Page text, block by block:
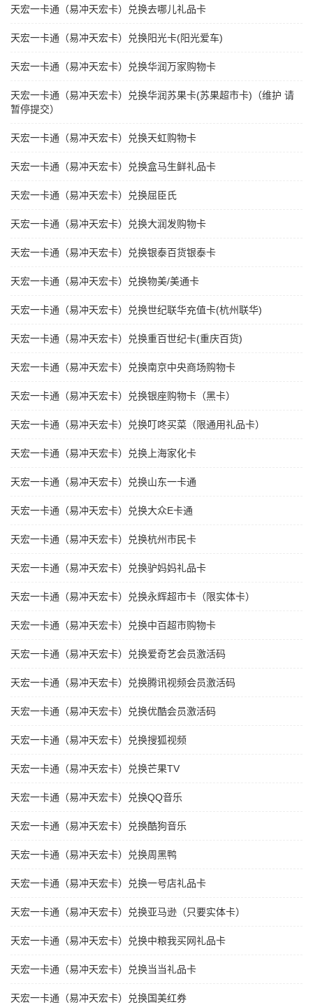
天宏一卡通（易冲天宏卡）兑换去哪儿礼品卡
天宏一卡通（易冲天宏卡）兑换阳光卡(阳光爱车)
天宏一卡通（易冲天宏卡）兑换华润万家购物卡
天宏一卡通（易冲天宏卡）兑换华润苏果卡(苏果超市卡)（维护 请
暂停提交）
天宏一卡通（易冲天宏卡）兑换天虹购物卡
天宏一卡通（易冲天宏卡）兑换盒马生鲜礼品卡
天宏一卡通（易冲天宏卡）兑换屈臣氏
天宏一卡通（易冲天宏卡）兑换大润发购物卡
天宏一卡通（易冲天宏卡）兑换银泰百货银泰卡
天宏一卡通（易冲天宏卡）兑换物美/美通卡
天宏一卡通（易冲天宏卡）兑换世纪联华充值卡(杭州联华)
天宏一卡通（易冲天宏卡）兑换重百世纪卡(重庆百货)
天宏一卡通（易冲天宏卡）兑换南京中央商场购物卡
天宏一卡通（易冲天宏卡）兑换银座购物卡（黑卡）
天宏一卡通（易冲天宏卡）兑换叮咚买菜（限通用礼品卡）
天宏一卡通（易冲天宏卡）兑换上海家化卡
天宏一卡通（易冲天宏卡）兑换山东一卡通
天宏一卡通（易冲天宏卡）兑换大众E卡通
天宏一卡通（易冲天宏卡）兑换杭州市民卡
天宏一卡通（易冲天宏卡）兑换驴妈妈礼品卡
天宏一卡通（易冲天宏卡）兑换永辉超市卡（限实体卡）
天宏一卡通（易冲天宏卡）兑换中百超市购物卡
天宏一卡通（易冲天宏卡）兑换爱奇艺会员激活码
天宏一卡通（易冲天宏卡）兑换腾讯视频会员激活码
天宏一卡通（易冲天宏卡）兑换优酷会员激活码
天宏一卡通（易冲天宏卡）兑换搜狐视频
天宏一卡通（易冲天宏卡）兑换芒果TV
天宏一卡通（易冲天宏卡）兑换QQ音乐
天宏一卡通（易冲天宏卡）兑换酷狗音乐
天宏一卡通（易冲天宏卡）兑换周黑鸭
天宏一卡通（易冲天宏卡）兑换一号店礼品卡
天宏一卡通（易冲天宏卡）兑换亚马逊（只要实体卡）
天宏一卡通（易冲天宏卡）兑换中粮我买网礼品卡
天宏一卡通（易冲天宏卡）兑换当当礼品卡
天宏一卡通（易冲天宏卡）兑换国美红券